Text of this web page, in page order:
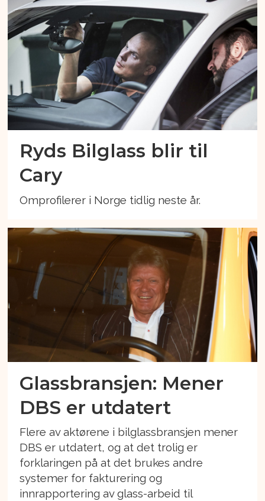
Ryds Bilglass blir til
Cary
Omprofilerer i Norge tidlig neste år.
Glassbransjen: Mener
DBS er utdatert
Flere av aktørene i bilglassbransjen mener
DBS er utdatert, og at det trolig er
forklaringen på at det brukes andre
systemer for fakturering og
innrapportering av glass-arbeid til